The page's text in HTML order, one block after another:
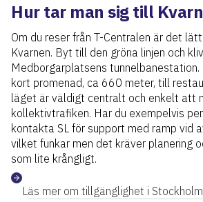
Hur tar man sig till
Om du reser från T-Centralen är det
Kvarnen. Byt till den gröna linjen och
Medborgarplatsens tunnelbanestation.
kort promenad, ca 660 meter, till
läget är väldigt centralt och enkelt att
kollektivtrafiken. Har du exempelvis
kontakta SL för support med ramp vid
vilket funkar men det kräver planering
som lite krångligt.
Läs mer om tillgänglighet i